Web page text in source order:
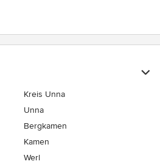
Kreis Unna
Unna
Bergkamen
Kamen
Werl